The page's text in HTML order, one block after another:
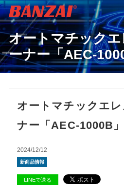
HOME
商品情報
会社案内
採用情報
オートマチック
ーナー「AEC-
オートマチックエ
ナー「AEC-1000B
2024/12/12
新商品情報
LINEで送る